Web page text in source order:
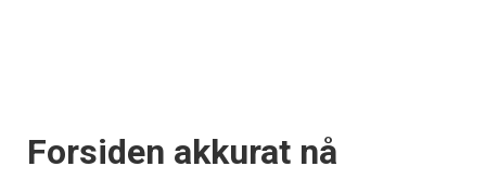
Forsiden akkurat nå